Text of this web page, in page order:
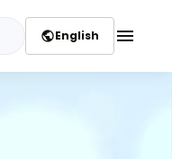
publicEnglish menu